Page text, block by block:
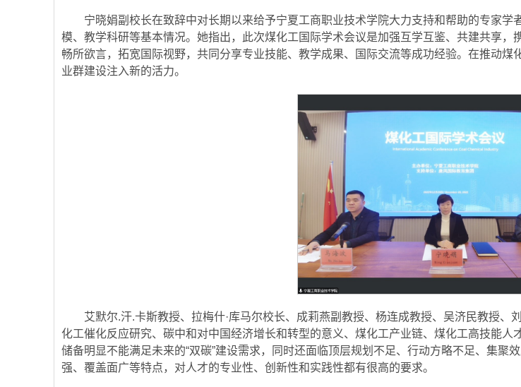
宁晓娟副校长在致辞中对长期以来给予宁夏工商职业技术学院大力支持和帮助的专家
模、教学科研等基本情况。她指出，此次煤化工国际学术会议是加强互学互鉴、共建共享
畅所欲言，拓宽国际视野，共同分享专业技能、教学成果、国际交流等成功经验。在推动
业群建设注入新的活力。
艾默尔.汗.卡斯教授、拉梅什·库马尔校长、成莉燕副教授、杨连成教授、吴济民教授
化工催化反应研究、碳中和对中国经济增长和转型的意义、煤化工产业链、煤化工高技能
储备明显不能满足未来的“双碳”建设需求，同时还面临顶层规划不足、行动方略不足、集聚
强、覆盖面广等特点，对人才的专业性、创新性和实践性都有很高的要求。